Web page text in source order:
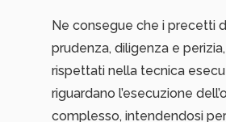
Ne consegue che i precetti
prudenza, diligenza e
rispettati nella tecnica
riguardano l’esecuzione
complesso, intendendosi